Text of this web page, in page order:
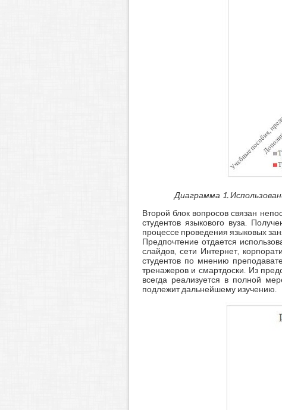
Диаграмма 1.
Второй блок вопросов связан
студентов языкового вуза.
процессе проведения языковых
Предпочтение отдается
слайдов, сети Интернет,
студентов по мнению
тренажеров и смартдоски. Из
всегда реализуется в полной
подлежит дальнейшему изучению.